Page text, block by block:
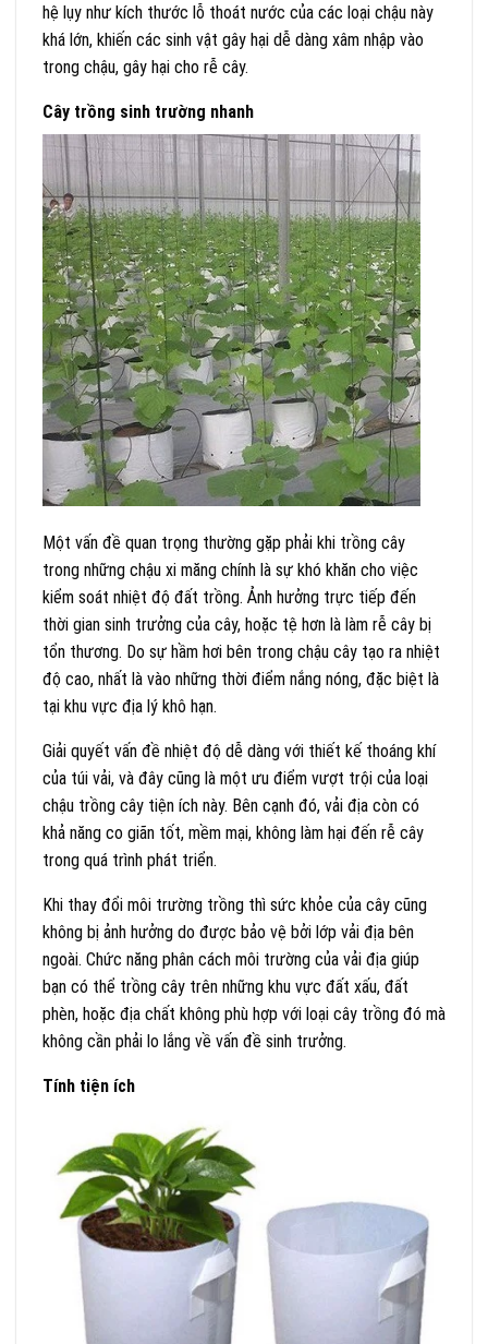
hệ lụy như kích thước lỗ thoát nước của các loại chậu này
khá lớn, khiến các sinh vật gây hại dễ dàng xâm nhập vào
trong chậu, gây hại cho rễ cây.
Cây trồng sinh trường nhanh
Một vấn đề quan trọng thường gặp phải khi trồng cây
trong những chậu xi măng chính là sự khó khăn cho việc
kiểm soát nhiệt độ đất trồng. Ảnh hưởng trực tiếp đến
thời gian sinh trưởng của cây, hoặc tệ hơn là làm rễ cây bị
tổn thương. Do sự hầm hơi bên trong chậu cây tạo ra nhiệt
độ cao, nhất là vào những thời điểm nắng nóng, đặc biệt là
tại khu vực địa lý khô hạn.
Giải quyết vấn đề nhiệt độ dễ dàng với thiết kế thoáng khí
của túi vải, và đây cũng là một ưu điểm vượt trội của loại
chậu trồng cây tiện ích này. Bên cạnh đó, vải địa còn có
khả năng co giãn tốt, mềm mại, không làm hại đến rễ cây
trong quá trình phát triển.
Khi thay đổi môi trường trồng thì sức khỏe của cây cũng
không bị ảnh hưởng do được bảo vệ bởi lớp vải địa bên
ngoài. Chức năng phân cách môi trường của vải địa giúp
bạn có thể trồng cây trên những khu vực đất xấu, đất
phèn, hoặc địa chất không phù hợp với loại cây trồng đó mà
không cần phải lo lắng về vấn đề sinh trưởng.
Tính tiện ích